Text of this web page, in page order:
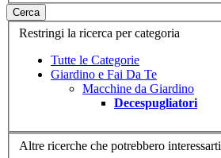
Cerca
Restringi la ricerca per categoria
Tutte le Categorie
Giardino e Fai Da Te
Macchine da Giardino
Decespugliatori
Altre ricerche che potrebbero interessarti